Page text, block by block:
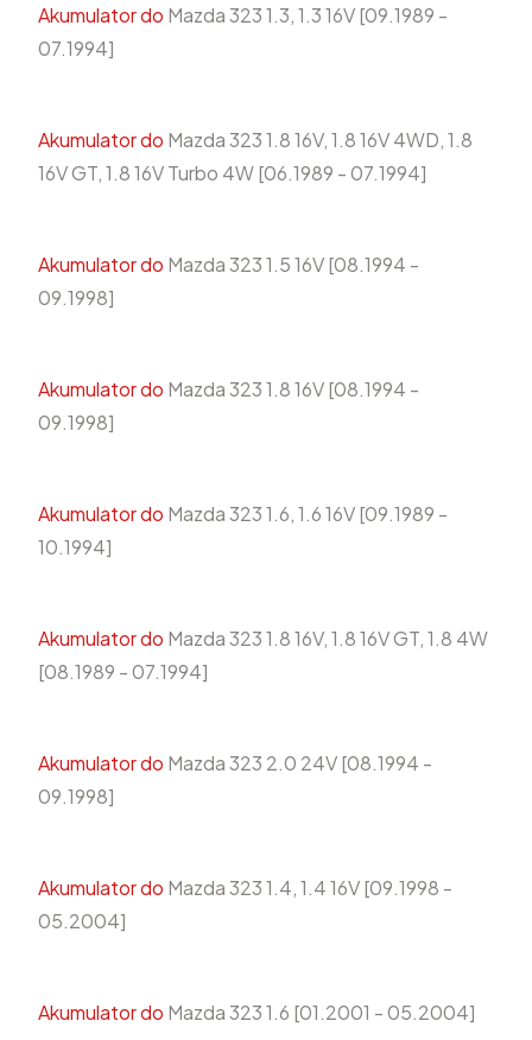
Akumulator do Mazda 323 1.3, 1.3 16V [09.1989 -
07.1994]
Akumulator do Mazda 323 1.8 16V, 1.8 16V 4WD, 1.8
16V GT, 1.8 16V Turbo 4W [06.1989 - 07.1994]
Akumulator do Mazda 323 1.5 16V [08.1994 -
09.1998]
Akumulator do Mazda 323 1.8 16V [08.1994 -
09.1998]
Akumulator do Mazda 323 1.6, 1.6 16V [09.1989 -
10.1994]
Akumulator do Mazda 323 1.8 16V, 1.8 16V GT, 1.8 4W
[08.1989 - 07.1994]
Akumulator do Mazda 323 2.0 24V [08.1994 -
09.1998]
Akumulator do Mazda 323 1.4, 1.4 16V [09.1998 -
05.2004]
Akumulator do Mazda 323 1.6 [01.2001 - 05.2004]